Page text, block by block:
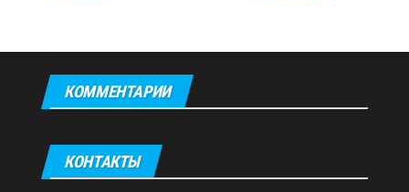
КОММЕНТАРИИ
КОНТАКТЫ